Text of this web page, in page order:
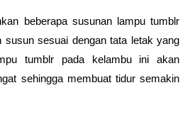
beberapa susunan lampu tumblr
susun sesuai dengan tata letak yang
tumblr pada kelambu ini akan
sehingga membuat tidur semakin